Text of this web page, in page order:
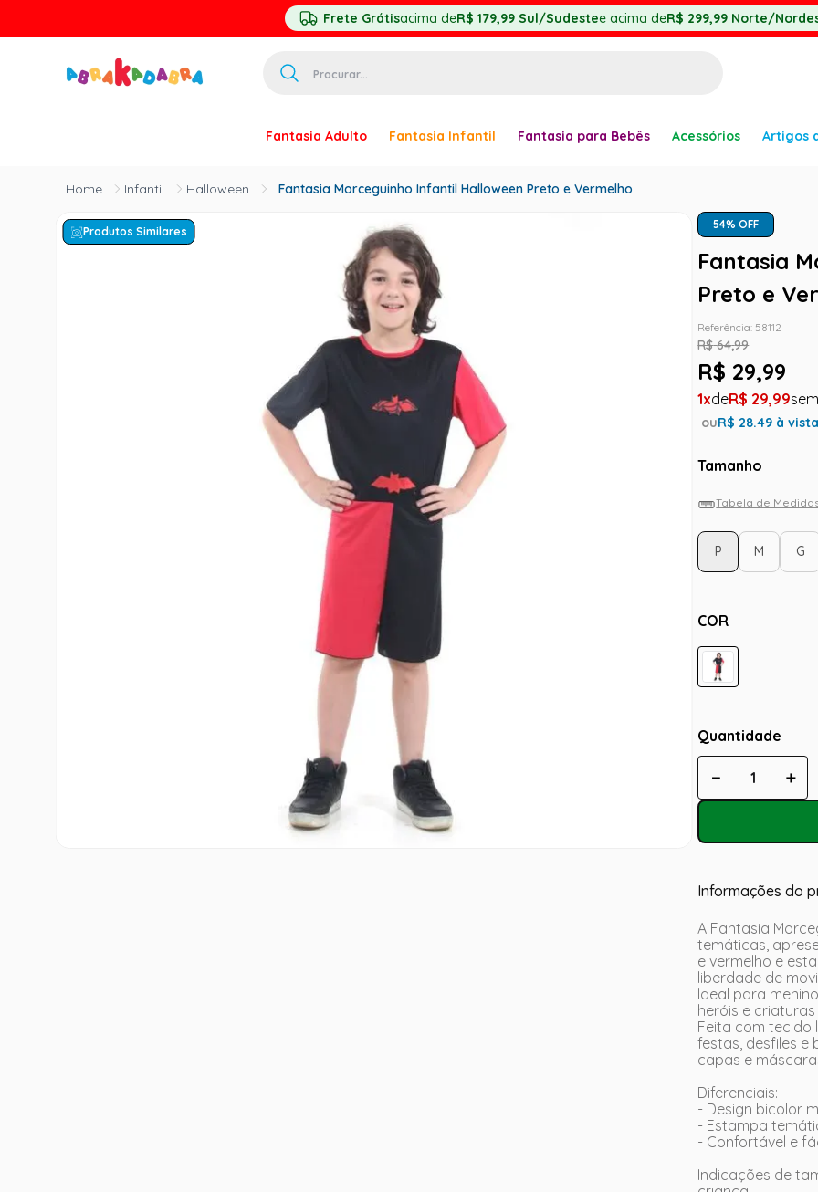
Frete Grátisacima deR$ 179,99 Sul/Sudestee acima deR$ 299,99 Norte/
Fantasia Adulto Fantasia Infantil Fantasia para Bebês Acessórios Artigos
Infantil Halloween Fantasia Morceguinho Infantil Halloween Preto e Vermelho
Produtos Similares
54% OFF
Fantasia
Preto e
Referência: 58112
R$ 64,99
R$ 29,99
1 R$ 29,99
ouR$ 28.49 à
Tamanho
Tabela de
COR
P M G
Quantidade
＋
－
Informações do
A Fantasia
temáticas,
e vermelho e
liberdade de
Ideal para
heróis e
Feita com tecido
festas, desfiles e
capas e
Diferenciais:
- Design bicolor
- Estampa
- Confortável e
Indicações de
º
princesa
pirata
mascara
paquita
7º
harry potter
branca neve
10